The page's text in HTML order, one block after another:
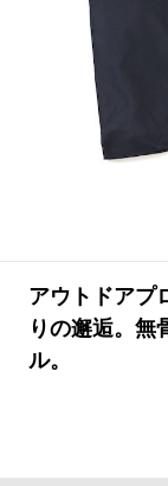
アウトドアプ
りの邂逅。無
ル。